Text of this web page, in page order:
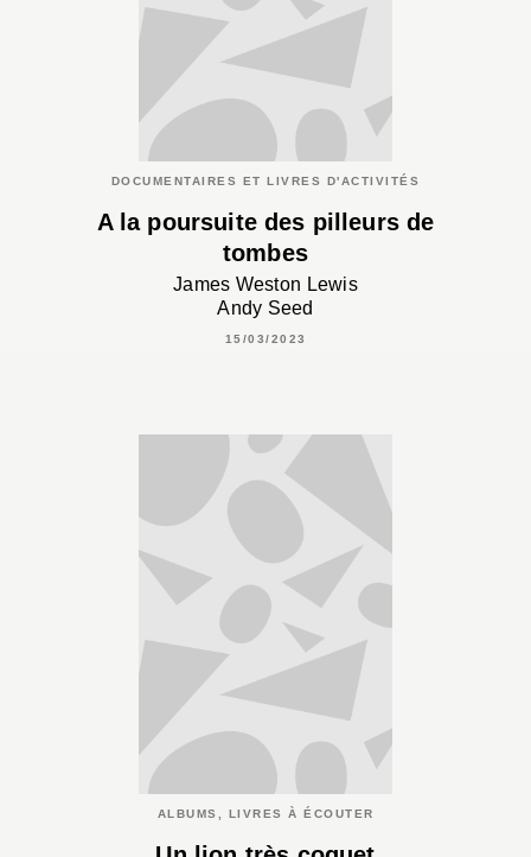
DOCUMENTAIRES ET LIVRES D'ACTIVITÉS
A la poursuite des pilleurs de
tombes
James Weston Lewis
Andy Seed
15/03/2023
ALBUMS, LIVRES À ÉCOUTER